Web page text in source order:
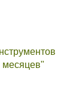
месяцев"